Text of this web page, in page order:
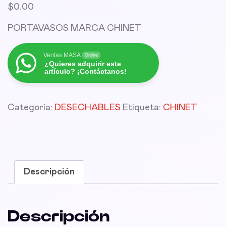
$0.00
PORTAVASOS MARCA CHINET
Ventas MASA Online
¿Quieres adquirir este
artículo? ¡Contáctanos!
Categoría: DESECHABLES Etiqueta: CHINET
Descripción
Descripción